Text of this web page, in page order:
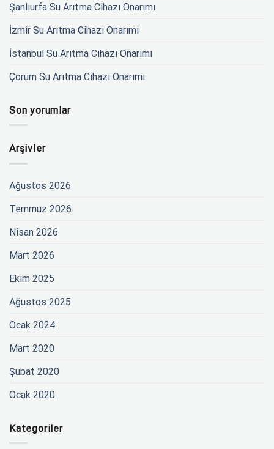
Şanlıurfa Su Arıtma Cihazı Onarımı
İzmir Su Arıtma Cihazı Onarımı
İstanbul Su Arıtma Cihazı Onarımı
Çorum Su Arıtma Cihazı Onarımı
Son yorumlar
Arşivler
Ağustos 2026
Temmuz 2026
Nisan 2026
Mart 2026
Ekim 2025
Ağustos 2025
Ocak 2024
Mart 2020
Şubat 2020
Ocak 2020
Kategoriler